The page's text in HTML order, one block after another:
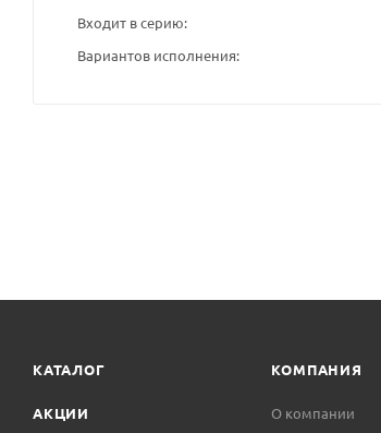
Входит в серию
Вариантов исполнения
КАТАЛОГ
АКЦИИ
КОМПАНИЯ
О компании